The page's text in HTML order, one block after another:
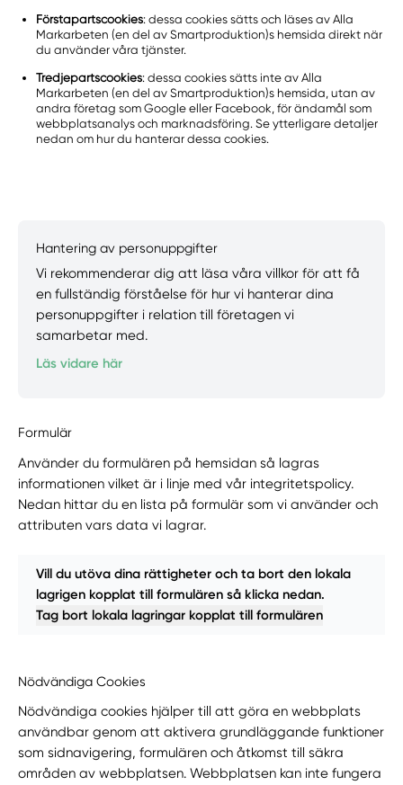
Förstapartscookies: dessa cookies sätts och läses av Alla
Markarbeten (en del av Smartproduktion)s hemsida direkt när
du använder våra tjänster.
Tredjepartscookies: dessa cookies sätts inte av Alla
Markarbeten (en del av Smartproduktion)s hemsida, utan av
andra företag som Google eller Facebook, för ändamål som
webbplatsanalys och marknadsföring. Se ytterligare detaljer
nedan om hur du hanterar dessa cookies.
Hantering av personuppgifter
Vi rekommenderar dig att läsa våra villkor för att få
en fullständig förståelse för hur vi hanterar dina
personuppgifter i relation till företagen vi
samarbetar med.
Läs vidare här
Formulär
Använder du formulären på hemsidan så lagras
informationen vilket är i linje med vår integritetspolicy.
Nedan hittar du en lista på formulär som vi använder och
attributen vars data vi lagrar.
Vill du utöva dina rättigheter och ta bort den lokala
lagrigen kopplat till formulären så klicka nedan.
Tag bort lokala lagringar kopplat till formulären
Nödvändiga Cookies
Nödvändiga cookies hjälper till att göra en webbplats
användbar genom att aktivera grundläggande funktioner
som sidnavigering, formulären och åtkomst till säkra
områden av webbplatsen. Webbplatsen kan inte fungera